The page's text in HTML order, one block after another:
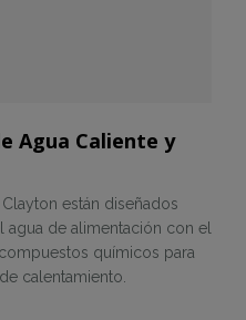
Agua Caliente y
están diseñados
agua de alimentación con el
químicos para
calentamiento.